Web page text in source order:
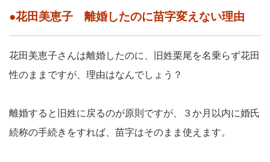
●花田美恵子 離婚したのに苗字変えない理由
花田美恵子さんは離婚したのに、旧姓栗尾を名乗らず花田
性のままですが、理由はなんでしょう？
離婚すると旧姓に戻るのが原則ですが、３か月以内に婚氏
続称の手続きをすれば、苗字はそのまま使えます。